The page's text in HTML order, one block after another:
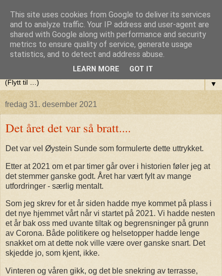
Olaf Berlis blogg (var:Terapi,
Yoga og litt av hvert)
▼
fredag 31. desember 2021
Det året det var så bratt....
Det var vel Øystein Sunde som formulerte dette uttrykket.
Etter at 2021 om et par timer går over i historien føler jeg at
det stemmer ganske godt. Året har vært fylt av mange
utfordringer - særlig mentalt.
Som jeg skrev for et år siden hadde mye kommet på plass i
det nye hjemmet vårt når vi startet på 2021. Vi hadde nesten
et år bak oss med uvante tiltak og begrensninger på grunn
av Corona. Både politikere og helsetopper hadde lenge
snakket om at dette nok ville være over ganske snart. Det
skjedde jo, som kjent, ikke.
Vinteren og våren gikk, og det ble snekring av terrasse,
This site uses cookies from Google to deliver its services
and to analyze traffic. Your IP address and user-agent are
shared with Google along with performance and security
metrics to ensure quality of service, generate usage
statistics, and to detect and address abuse.
LEARN MORE GOT IT